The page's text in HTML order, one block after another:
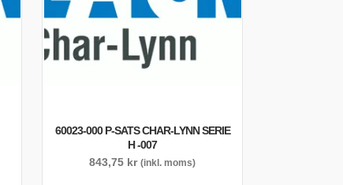
60023-000 P-SATS CHAR-LYNN SERIE
H -007
843,75 kr (inkl. moms)